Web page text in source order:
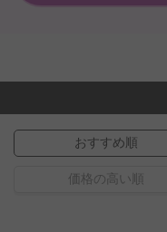
おすすめ順
価格の高い順